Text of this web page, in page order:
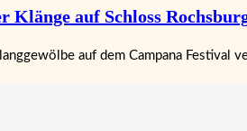
Klänge auf Schloss
auf dem Campana